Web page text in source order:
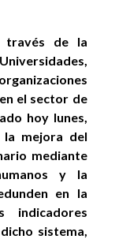
través de la
el sector de
hoy lunes,
mejora del
mediante
y la
en la
indicadores
sistema,